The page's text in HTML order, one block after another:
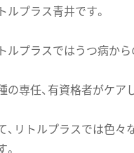
ルプラス青井です。
ルプラスではうつ病か
の専任、有資格者がケア
、リトルプラスでは色
。